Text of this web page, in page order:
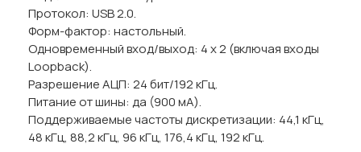
Протокол: USB 2.0.
Форм-фактор: настольный.
Одновременный вход/выход: 4 x 2 (включая входы
Loopback).
Разрешение АЦП: 24 бит/192 кГц.
Питание от шины: да (900 мА).
Поддерживаемые частоты дискретизации: 44,1 кГц,
48 кГц, 88,2 кГц, 96 кГц, 176,4 кГц, 192 кГц.